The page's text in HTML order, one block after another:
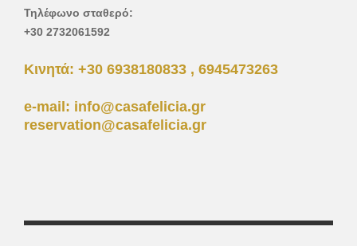
Τηλέφωνο σταθερό:
+30 2732061592
Κινητά: +30 6938180833 , 6945473263
e-mail: info@casafelicia.gr
reservation@casafelicia.gr